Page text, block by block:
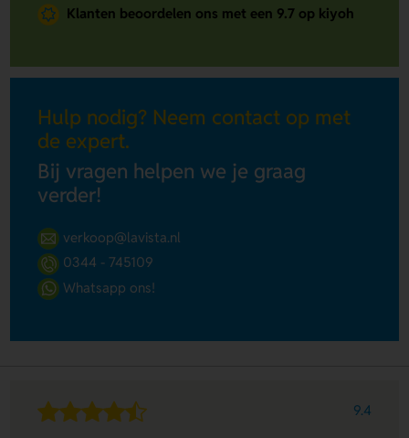
Klanten beoordelen ons met een 9.7 op kiyoh
Hulp nodig? Neem contact op met
de expert.
Bij vragen helpen we je graag
verder!
verkoop@lavista.nl
0344 - 745109
Whatsapp ons!
9.4